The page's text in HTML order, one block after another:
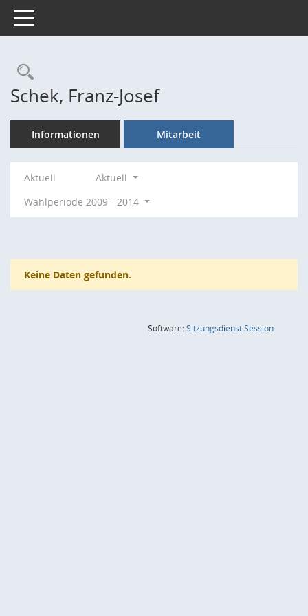
Toggle navigation
Rechercheauswahl
Schek, Franz-Josef
Informationen Mitarbeit
Aktuell
Aktuell
Wahlperiode 2009 - 2014
Keine Daten gefunden.
Software:SitzungsdienstSession(Wird in